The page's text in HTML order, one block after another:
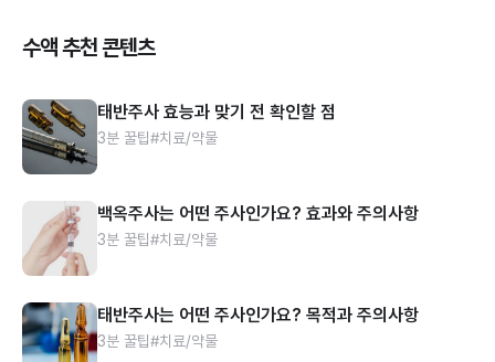
수액 추천 콘텐츠
태반주사 효능과 맞기 전 확인할 점
3분 꿀팁#치료/약물
백옥주사는 어떤 주사인가요? 효과와 주의사항
3분 꿀팁#치료/약물
태반주사는 어떤 주사인가요? 목적과 주의사항
3분 꿀팁#치료/약물